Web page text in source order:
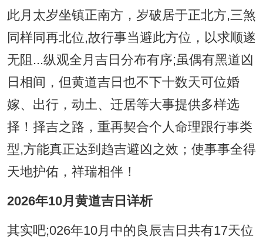
此月太岁坐镇正南方，岁破居于正北方,三煞
同样同再北位,故行事当避此方位，以求顺遂
无阻...纵观全月吉日分布有序;虽偶有黑道凶
日相间，但黄道吉日也不下十数天可位婚
嫁、出行，动土、迁居等大事提供多样选
择！择吉之路，重再契合个人命理跟行事类
型,方能真正达到趋吉避凶之效；使事事全得
天地护佑，祥瑞相伴！
2026年10月黄道吉日详析
其实吧;026年10月中的良辰吉日共有17天位